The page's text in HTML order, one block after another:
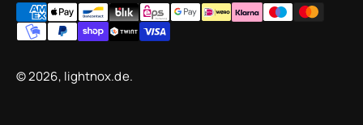
© 2026, lightnox.de.